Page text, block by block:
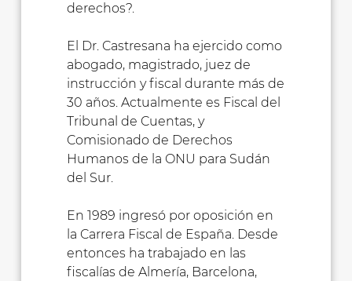
derechos?.
El Dr. Castresana ha ejercido como
abogado, magistrado, juez de
instrucción y fiscal durante más de
30 años. Actualmente es Fiscal del
Tribunal de Cuentas, y
Comisionado de Derechos
Humanos de la ONU para Sudán
del Sur.
En 1989 ingresó por oposición en
la Carrera Fiscal de España. Desde
entonces ha trabajado en las
fiscalías de Almería, Barcelona,